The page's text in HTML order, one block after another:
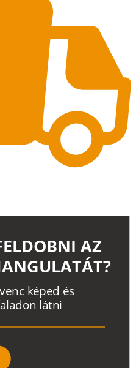
venc képed és
aladon látni
AZ